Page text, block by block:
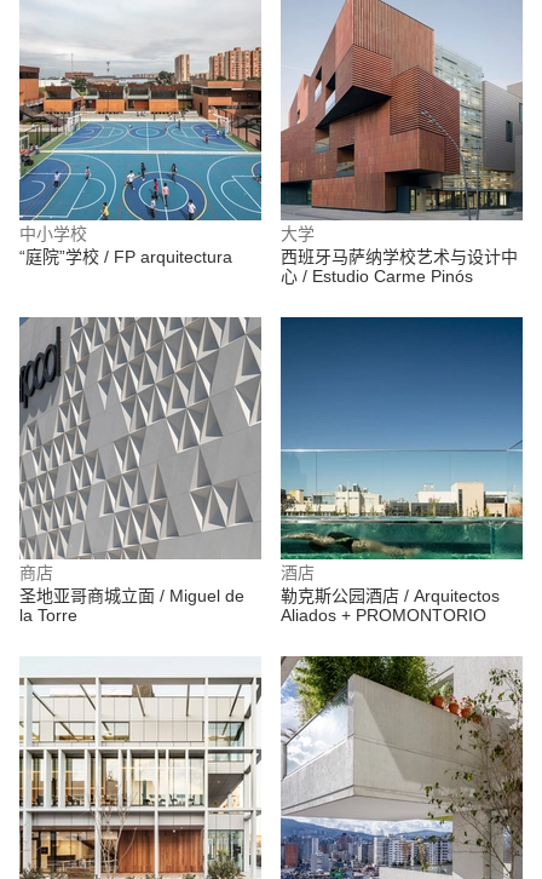
中小学校
“庭院”学校 / FP arquitectura
大学
西班牙马萨纳学校艺术与设计中
心 / Estudio Carme Pinós
商店
圣地亚哥商城立面 / Miguel de
la Torre
酒店
勒克斯公园酒店 / Arquitectos
Aliados + PROMONTORIO